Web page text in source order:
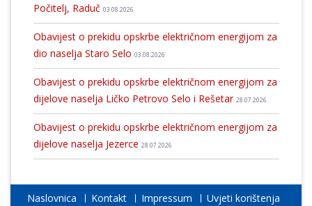
Počitelj, Raduč 03.08.2026
Obavijest o prekidu opskrbe električnom energijom za
dio naselja Staro Selo 03.08.2026
Obavijest o prekidu opskrbe električnom energijom za
dijelove naselja Ličko Petrovo Selo i Rešetar 28.07.2026
Obavijest o prekidu opskrbe električnom energijom za
dijelove naselja Jezerce 28.07.2026
Naslovnica Kontakt Impressum Uvjeti korištenja